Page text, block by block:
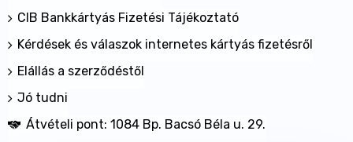
CIB Bankkártyás Fizetési Tájékoztató
Kérdések és válaszok internetes kártyás fizetésről
Elállás a szerződéstől
Jó tudni
Átvételi pont: 1084 Bp. Bacsó Béla u. 29.